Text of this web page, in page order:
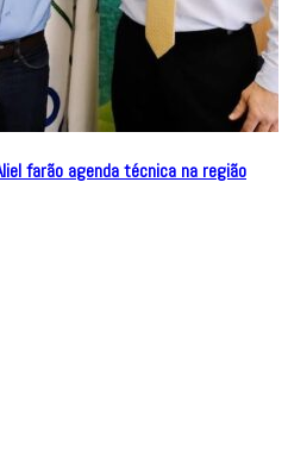
farão agenda técnica na região